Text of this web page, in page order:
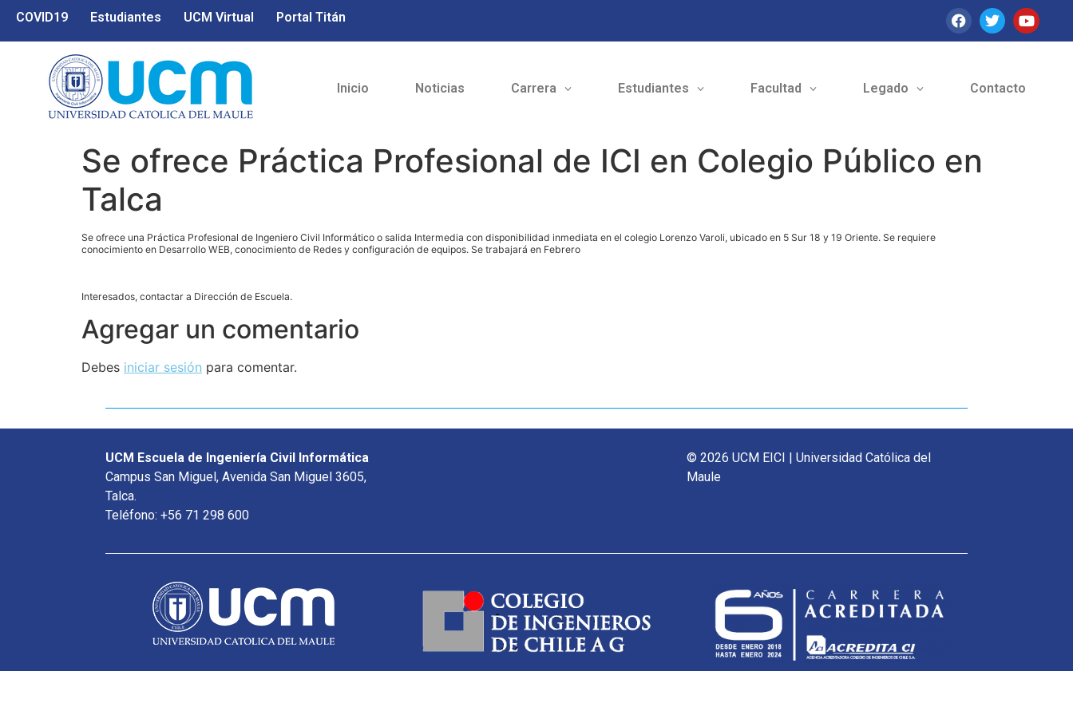
COVID19 Estudiantes UCM Virtual Portal Titán
Inicio Noticias Carrera Estudiantes Facultad Legado Contacto
Se ofrece Práctica Profesional de ICI en Colegio Público en
Talca
Se ofrece una Práctica Profesional de Ingeniero Civil Informático o salida Intermedia con disponibilidad inmediata en el colegio Lorenzo Varoli, ubicado en 5 Sur 18 y 19 Oriente. Se requiere
conocimiento en Desarrollo WEB, conocimiento de Redes y configuración de equipos. Se trabajará en Febrero
Interesados, contactar a Dirección de Escuela.
Agregar un comentario
Debes iniciar sesión para comentar.
UCM Escuela de Ingeniería Civil Informática
Campus San Miguel, Avenida San Miguel 3605,
Talca.
Teléfono: +56 71 298 600
© 2026 UCM EICI | Universidad Católica del
Maule